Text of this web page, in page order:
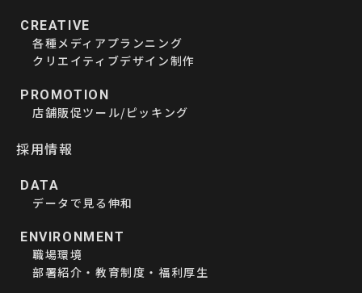
CREATIVE
各種メディアプランニング
クリエイティブデザイン制作
PROMOTION
店舗販促ツール/ピッキング
採用情報
DATA
データで見る伸和
ENVIRONMENT
職場環境
部署紹介・教育制度・福利厚生